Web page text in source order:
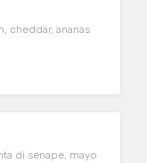
cheddar, ananas
di senape, mayo